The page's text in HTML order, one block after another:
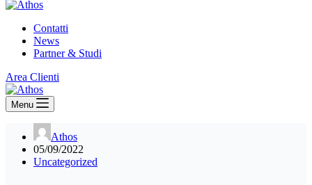
Contatti
News
Partner & Studi
Area Clienti
Menu
Athos
05/09/2022
Uncategorized